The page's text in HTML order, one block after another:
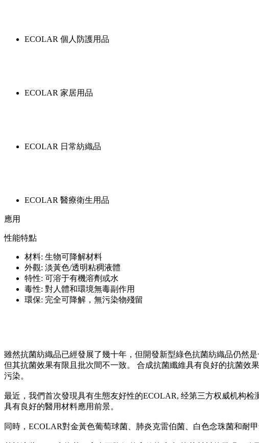
ECOLAR 個人防護用品
ECOLAR 家居用品
ECOLAR 日常紡織品
ECOLAR 醫療衛生用品
應用
性能特點
材料: 生物可降解材料
外觀: 淡黃色/透明粘稠液體
特性: 可溶于有機溶劑或水
毒性: 對人體和環境無毒副作用
環保: 完全可降解，無污染物殘留
雖然抗菌紡織品已經發展了幾十年，但開發新型綠色抗菌紡織品仍然
但其抗菌效果有限且批次間不一致。 合成抗菌纖維具有良好的抗菌效
污染。
最近，我們首次發現具有生態友好性的ECOLAR, 经第三方权威机构检
具有良好的醫用材料應用前景。
同時，ECOLAR對金黃色葡萄球菌、肺炎克雷伯菌、白色念珠菌和耐甲